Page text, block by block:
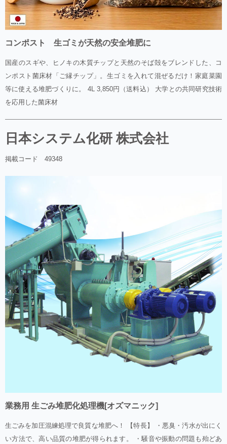
コンポスト 生ゴミが天然の安全堆肥に
国産のスギや、ヒノキの木質チップと天然のそば殻をブレンドした、コ
ンポスト菌床材「ご縁チップ」。生ゴミを入れて混ぜるだけ！家庭菜園
等に使える堆肥づくりに。 4L 3,850円（送料込） 大学との共同研究技術
を応用した菌床材
日本システム化研 株式会社
掲載コード 49348
業務用 生ごみ堆肥化処理機[オズマニック]
生ごみを加圧混練処理で良質な堆肥へ！ 【特長】 ・悪臭・汚水が出にく
い方法で、高い品質の堆肥が得られます。 ・騒音や振動の問題も殆どあ